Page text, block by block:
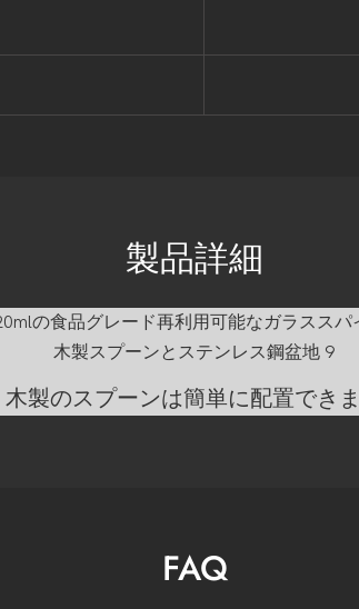
製品詳細
木製のスプーンは簡単に配置でき
FAQ